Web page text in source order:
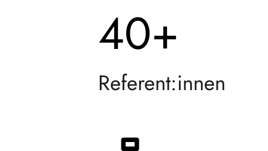
40+
Referent:innen